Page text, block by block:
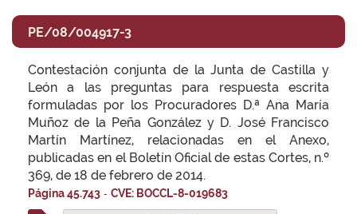
PE/08/004917-3
Contestación conjunta de la Junta de Castilla y
León a las preguntas para respuesta escrita
formuladas por los Procuradores D.ª Ana María
Muñoz de la Peña González y D. José Francisco
Martín Martínez, relacionadas en el Anexo,
publicadas en el Boletín Oficial de estas Cortes, n.º
369, de 18 de febrero de 2014.
Página 45.743 - CVE: BOCCL-8-019683